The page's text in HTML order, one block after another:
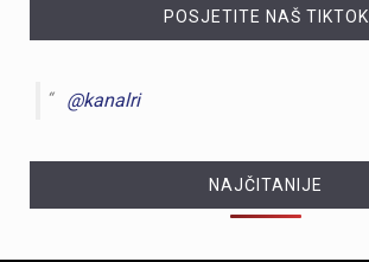
POSJETITE NAŠ TIKTOK
@kanalri
NAJČITANIJE